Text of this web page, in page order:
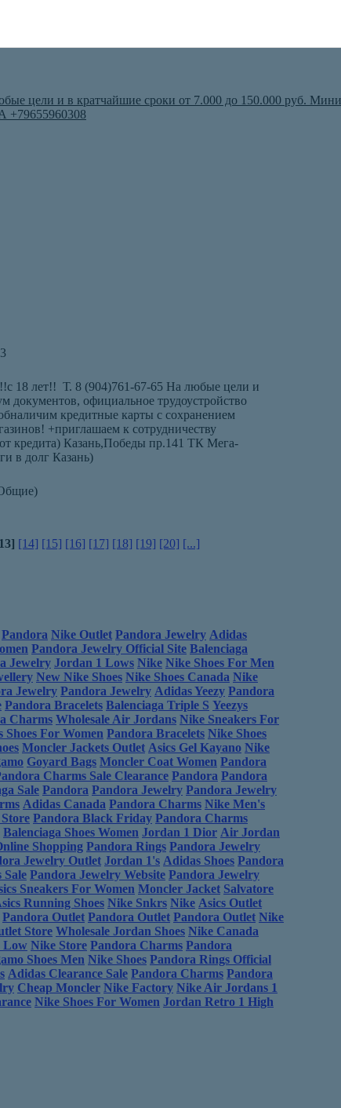
и в кратчайшие сроки от 7.000 до 150.000 руб.
лет!! Т. 8 (904)761-67-65 На любые цели и
документов, официальное трудоустройство
кредитные карты с сохранением
+приглашаем к сотрудничеству
кредита) Казань,Победы пр.141 ТК Мега-
в долг Казань)
[14] [15] [16] [17] [18] [19] [20] [...]
Pandora Nike Outlet Pandora Jewelry Adidas
Pandora Jewelry Official Site Balenciaga
Jewelry Jordan 1 Lows Nike Nike Shoes For Men
New Nike Shoes Nike Shoes Canada Nike
Jewelry Pandora Jewelry Adidas Yeezy Pandora
Pandora Bracelets Balenciaga Triple S Yeezys
Charms Wholesale Air Jordans Nike Sneakers For
Shoes For Women Pandora Bracelets Nike Shoes
Moncler Jackets Outlet Asics Gel Kayano Nike
Goyard Bags Moncler Coat Women Pandora
Charms Sale Clearance Pandora Pandora
Sale Pandora Pandora Jewelry Pandora Jewelry
Adidas Canada Pandora Charms Nike Men's
Pandora Black Friday Pandora Charms
Balenciaga Shoes Women Jordan 1 Dior Air Jordan
Shopping Pandora Rings Pandora Jewelry
Jewelry Outlet Jordan 1's Adidas Shoes Pandora
Sale Pandora Jewelry Website Pandora Jewelry
Sneakers For Women Moncler Jacket Salvatore
Running Shoes Nike Snkrs Nike Asics Outlet
Pandora Outlet Pandora Outlet Pandora Outlet Nike
Store Wholesale Jordan Shoes Nike Canada
Low Nike Store Pandora Charms Pandora
Shoes Men Nike Shoes Pandora Rings Official
Adidas Clearance Sale Pandora Charms Pandora
Cheap Moncler Nike Factory Nike Air Jordans 1
Nike Shoes For Women Jordan Retro 1 High